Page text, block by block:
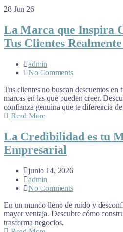
28 Jun 26
La Marca que Inspira
Tus Clientes
admin
No Comments
Tus clientes no buscan descuentos en
marcas en las que pueden creer.
confianza genuina que te diferencia
Read More
La Credibilidad es tu
Empresarial
junio 14, 2026
admin
No Comments
En un mundo lleno de ruido y
mayor ventaja. Descubre cómo
trasforma negocios.